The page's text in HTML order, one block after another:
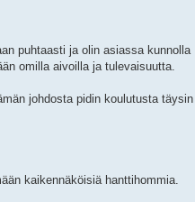
puhtaasti ja olin asiassa kunnolla
omilla aivoilla ja tulevaisuutta.
johdosta pidin koulutusta täysin
kaikennäköisiä hanttihommia.